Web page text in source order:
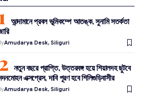
আন্দামানে প্রবল ভূমিকম্পে আতঙ্ক, সুনামি সতর্কতা
Amudarya Desk, Siliguri
নতুন বছরে প্রাপ্তি, উত্তরবঙ্গ হয়ে শিয়ালদহ ছুটবে
এক্সপ্রেস, দাবি পূরণ হবে শিলিগুড়িবাসীর
Amudarya Desk, Siliguri